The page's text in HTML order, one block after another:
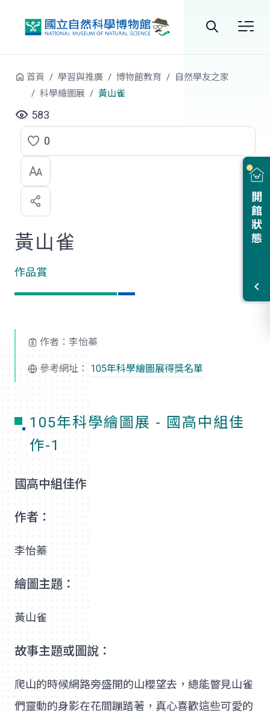
站
開館狀態
首頁 學習與推廣 博物館教育
自然學友之家
科學繪圖展
黃山雀
583
點
選
喜
歡
0
黃山雀
作品賞
作者：李怡蓁
參考網址： 105年科學繪圖展得獎名單
105年科學繪圖展 - 國高中組佳
作-1
國高中組佳作
作者：
李怡蓁
繪圖主題：
黃山雀
故事主題或圖說：
爬山的時候網路旁盛開的山櫻望去，總能瞥見山雀
們靈動的身影在花間蹦踏著，真心喜歡這些可愛的